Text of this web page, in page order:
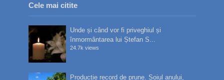
Cele mai citite
Unde și când vor fi priveghiul și
înmormântarea lui Ștefan S...
24.7k views
Producție record de prune. Soiul anului,